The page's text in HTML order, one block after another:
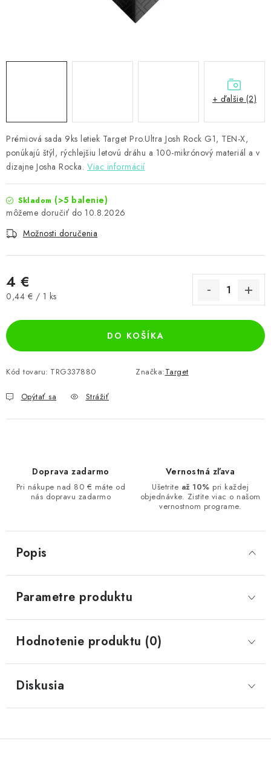
Prémiová sada 9ks letiek Target Pro.Ultra Josh Rock G1, TEN-X,
ponúkajú štýl, rýchlejšiu letovú dráhu a 100-mikrónový materiál a v
dizajne Josha Rocka. Viac informácií
Skladom (>5 balenie)
10.8.2026
Možnosti doručenia
4 €
Jednotková cena:
0,44 € / 1 ks
DO KOŠÍKA
Kód tovaru: TRG337880 Značka:Target
Opýtať sa Strážiť
+ ďalšie (2)
Doprava zadarmo
Pri nákupe nad 80 € máte od
nás dopravu zadarmo
Vernostná zľava
Ušetrite až 10% pri každej
objednávke. Zistite viac o našom
vernostnom programe.
Popis
Parametre produktu
Hodnotenie produktu (0)
Diskusia